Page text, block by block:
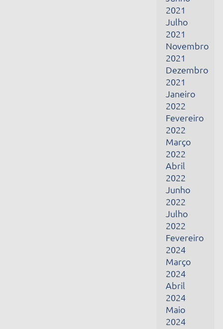
Março
2022
Abril
2022
Junho
2022
Julho
2022
Fevereiro
2024
Março
2024
Abril
2024
Maio
2024
Junho
Fevereiro
Março
2025
Abril
2025
Maio
2025
Dezembro
2025
Janeiro
2026